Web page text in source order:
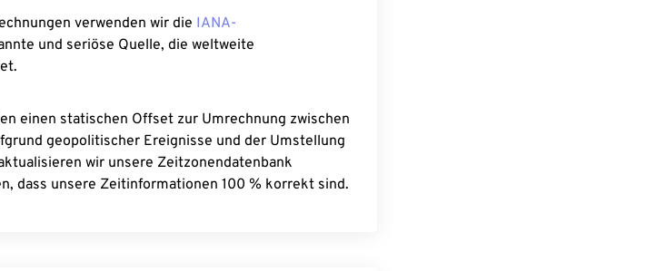
verwenden wir die IANA-
und seriöse Quelle, die weltweite
einen statischen Offset zur Umrechnung zwischen
geopolitischer Ereignisse und der Umstellung
wir unsere Zeitzonendatenbank
dass unsere Zeitinformationen 100 % korrekt sind.